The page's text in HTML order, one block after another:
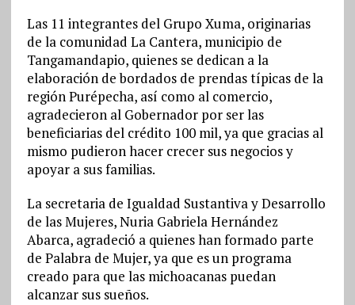
Las 11 integrantes del Grupo Xuma, originarias
de la comunidad La Cantera, municipio de
Tangamandapio, quienes se dedican a la
elaboración de bordados de prendas típicas de la
región Purépecha, así como al comercio,
agradecieron al Gobernador por ser las
beneficiarias del crédito 100 mil, ya que gracias al
mismo pudieron hacer crecer sus negocios y
apoyar a sus familias.
La secretaria de Igualdad Sustantiva y Desarrollo
de las Mujeres, Nuria Gabriela Hernández
Abarca, agradeció a quienes han formado parte
de Palabra de Mujer, ya que es un programa
creado para que las michoacanas puedan
alcanzar sus sueños.